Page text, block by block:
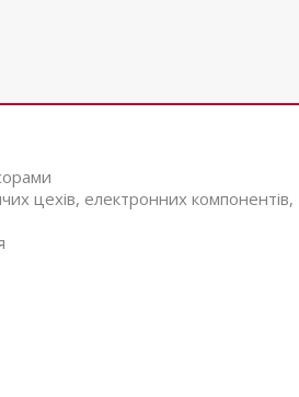
цехів, електронних компонентів,